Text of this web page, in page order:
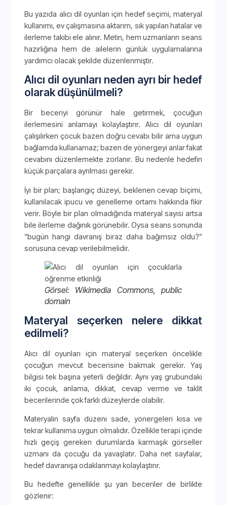
Bu yazıda alıcı dil oyunları için hedef seçimi, materyal
kullanımı, ev çalışmasına aktarım, sık yapılan hatalar ve
ilerleme takibi ele alınır. Metin, hem uzmanların seans
hazırlığına hem de ailelerin günlük uygulamalarına
yardımcı olacak şekilde düzenlenmiştir.
Alıcı dil oyunları neden ayrı bir hedef
olarak düşünülmeli?
Bir beceriyi görünür hale getirmek, çocuğun
ilerlemesini anlamayı kolaylaştırır. Alıcı dil oyunları
çalışılırken çocuk bazen doğru cevabı bilir ama uygun
bağlamda kullanamaz; bazen de yönergeyi anlar fakat
cevabını düzenlemekte zorlanır. Bu nedenle hedefin
küçük parçalara ayrılması gerekir.
İyi bir plan; başlangıç düzeyi, beklenen cevap biçimi,
kullanılacak ipucu ve genelleme ortamı hakkında fikir
verir. Böyle bir plan olmadığında materyal sayısı artsa
bile ilerleme dağınık görünebilir. Oysa seans sonunda
“bugün hangi davranış biraz daha bağımsız oldu?”
sorusuna cevap verilebilmelidir.
Görsel: Wikimedia Commons, public
domain
Materyal seçerken nelere dikkat
edilmeli?
Alıcı dil oyunları için materyal seçerken öncelikle
çocuğun mevcut becerisine bakmak gerekir. Yaş
bilgisi tek başına yeterli değildir. Aynı yaş grubundaki
iki çocuk, anlama, dikkat, cevap verme ve taklit
becerilerinde çok farklı düzeylerde olabilir.
Materyalin sayfa düzeni sade, yönergeleri kısa ve
tekrar kullanıma uygun olmalıdır. Özellikle terapi içinde
hızlı geçiş gereken durumlarda karmaşık görseller
uzmanı da çocuğu da yavaşlatır. Daha net sayfalar,
hedef davranışa odaklanmayı kolaylaştırır.
Bu hedefte genellikle şu yan beceriler de birlikte
gözlenir: